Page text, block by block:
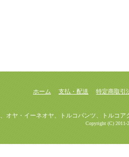
ホーム 支払・配送 特定商取引
イーネオヤ、トルコパンツ、トルコアク
Copyright (C) 2011-